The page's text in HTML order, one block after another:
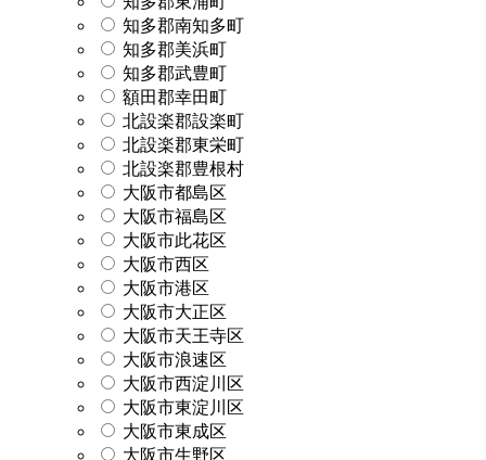
知多郡南知多町
知多郡美浜町
知多郡武豊町
額田郡幸田町
北設楽郡設楽町
北設楽郡東栄町
北設楽郡豊根村
大阪市都島区
大阪市福島区
大阪市此花区
大阪市西区
大阪市港区
大阪市大正区
大阪市天王寺区
大阪市浪速区
大阪市西淀川区
大阪市東淀川区
大阪市東成区
大阪市生野区